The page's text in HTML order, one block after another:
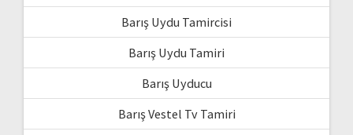
Barış Uydu Tamircisi
Barış Uydu Tamiri
Barış Uyducu
Barış Vestel Tv Tamiri